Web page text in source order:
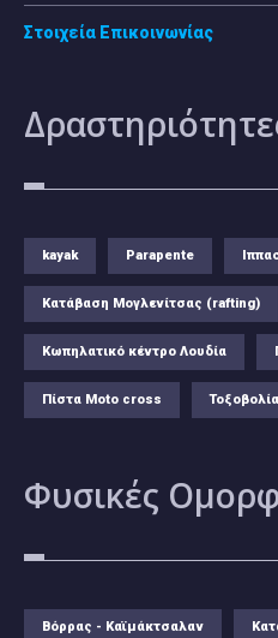
Στοιχεία Επικοινωνίας
kayak Parapente
Κατάβαση Μογλενίτσας (rafting)
Κωπηλατικό κέντρο Λουδία
Πίστα Moto cross Τοξοβολία
Φυσικές
Βόρρας - Καϊμάκτσαλαν